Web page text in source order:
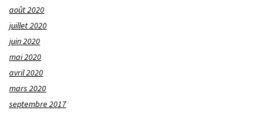
août 2020
juillet 2020
juin 2020
mai 2020
avril 2020
mars 2020
septembre 2017